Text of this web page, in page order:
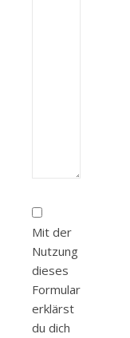
Mit der
Nutzung
dieses
Formulars
erklärst
du dich